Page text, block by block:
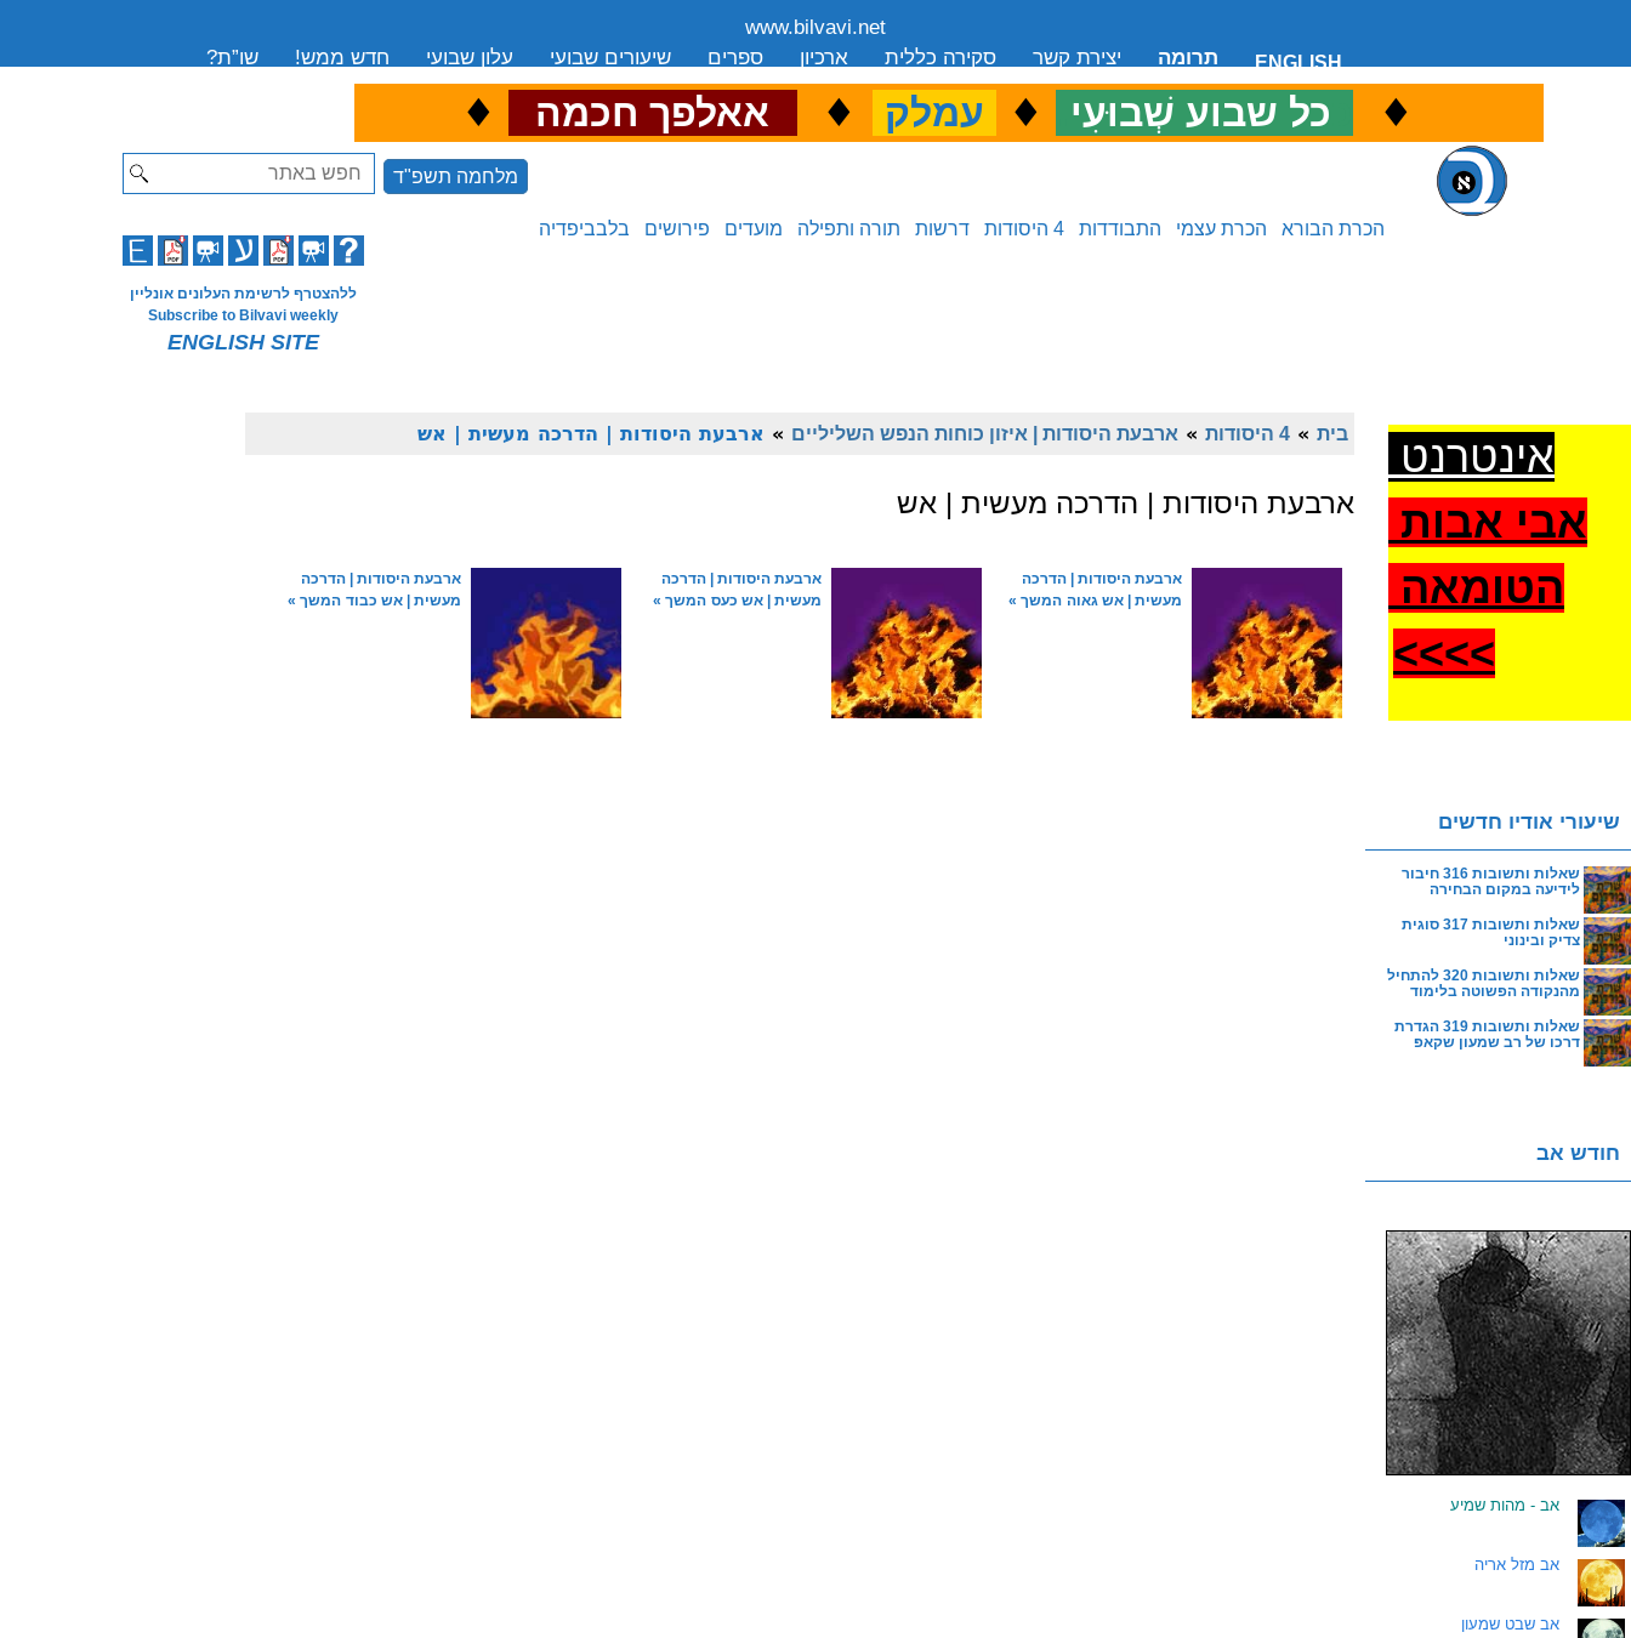
www.bilvavi.net
שו”ת?
חדש ממש! עלון שבועי שיעורים שבועי ספרים ארכיון סקירה כללית יצירת קשר תרומה ENGLISH
♦ כל שבוע שְׁבוּעִי ♦ עמלק ♦ אאלפך חכמה ♦
Search
מלחמה תשפ"ד
הכרת הבורא הכרת עצמי התבודדות 4 היסודות דרשות תורה ותפילה מועדים פירושים בלבביפדיה
ללהצטרף לרשימת העלונים אונליין
Subscribe to Bilvavi weekly
ENGLISH SITE
בית »4 היסודות »ארבעת היסודות | איזון כוחות הנפש השליליים » ארבעת היסודות | הדרכה מעשית | אש
ארבעת היסודות | הדרכה מעשית | אש
ארבעת היסודות | הדרכה
מעשית | אש גאוה המשך »
ארבעת היסודות | הדרכה
מעשית | אש כעס המשך »
ארבעת היסודות | הדרכה
מעשית | אש כבוד המשך »
אינטרנט
אבי אבות
הטומאה
>>>
>
שיעורי אודיו חדשים
שאלות ותשובות 316 חיבור
לידיעה במקום הבחירה
שאלות ותשובות 317 סוגית
צדיק ובינוני
שאלות ותשובות 320 להתחיל
מהנקודה הפשוטה בלימוד
שאלות ותשובות 319 הגדרת
דרכו של רב שמעון שקאפ
חודש אב
אב - מהות שמיע
אב מזל אריה
אב שבט שמעון